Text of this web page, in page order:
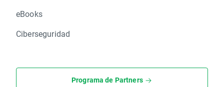
eBooks
Ciberseguridad
Programa de Partners